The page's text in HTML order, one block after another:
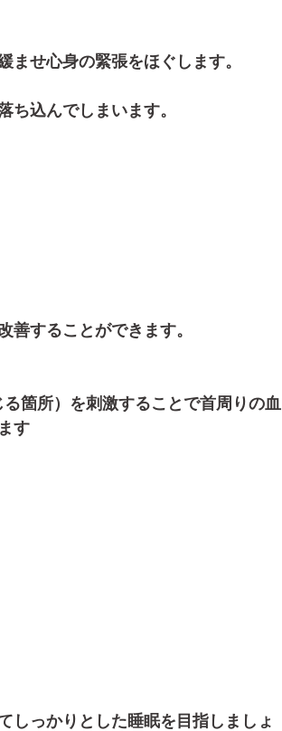
せ心身の緊張をほぐします。
ち込んでしまいます。
善することができます。
箇所）を刺激することで首周りの血
す
しっかりとした睡眠を目指しましょ